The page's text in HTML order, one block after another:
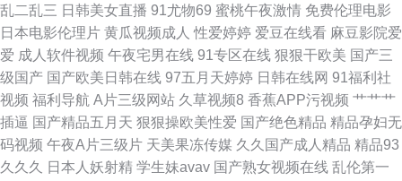
成人无码视频 久草综合网 91黄色视频播放 深爱激情综合网91 成人岛国搬运
工 亚洲色图传媒 国产视频社区论坛 91视频国语免费 精品欧美内射 91人人看
久艹大香蕉伊人AV www欧美成人 婷婷伊人大香蕉 www午夜福利AV 日本免
费97 91免视频免费看 九九国产热 成人传媒视频网站大全 影音先锋亚洲AV无
乱二乱三 日韩美女直播 91尤物69 蜜桃午夜激情 免费伦理电影
日本电影伦理片 黄瓜视频成人 性爱婷婷 爱豆在线看 麻豆影院爱
爱 成人软件视频 午夜宅男在线 91专区在线 狠狠干欧美 国产三
级国产 国产欧美日韩在线 97五月天婷婷 日韩在线网 91福利社
视频 福利导航 A片三级网站 久草视频8 香蕉APP污视频 艹艹艹
插逼 国产精品五月天 狠狠操欧美性爱 国产绝色精品 精品孕妇无
码视频 午夜A片三级片 天美果冻传媒 久久国产成人精品 精品93
久久久
日本人妖射精 学生妹avav 国产熟女视频在线 乱伦第一